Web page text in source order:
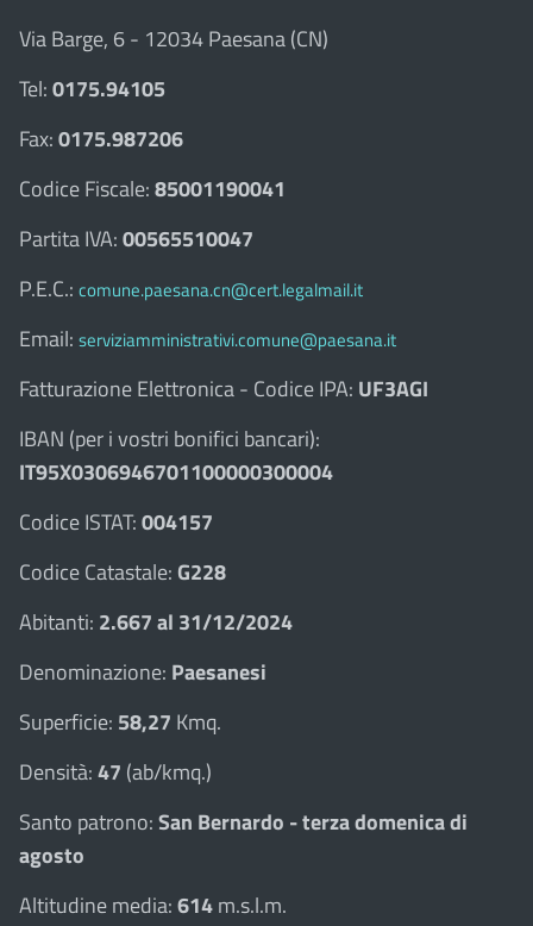
Via Barge, 6 - 12034 Paesana (CN)
Tel:0175.94105
Fax:0175.987206
Codice Fiscale:85001190041
Partita IVA:00565510047
P.E.C.: comune.paesana.cn@cert.legalmail.it
Email: serviziamministrativi.comune@paesana.it
Fatturazione Elettronica - Codice IPA: UF3AGI
IBAN (per i vostri bonifici bancari):
IT95X0306946701100000300004
Codice ISTAT:004157
Codice Catastale:G228
Abitanti: 2.667 al 31/12/2024
Denominazione: Paesanesi
Superficie: 58,27 Kmq.
Densità:47 (ab/kmq.)
Santo patrono:San Bernardo - terza domenica di
agosto
Altitudine media:614m.s.l.m.